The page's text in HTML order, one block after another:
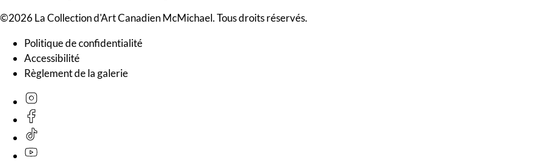
©2026 La Collection d'Art Canadien McMichael. Tous droits réservés.
Politique de confidentialité
Accessibilité
Règlement de la galerie